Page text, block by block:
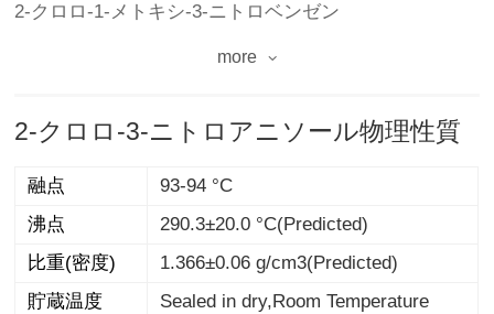
2-クロロ-1-メトキシ-3-ニトロベンゼン
more
2-クロロ-3-ニトロアニソール物理性質
融点
93-94 °C
沸点
290.3±20.0 °C(Predicted)
比重(密度)
1.366±0.06 g/cm3(Predicted)
貯蔵温度
Sealed in dry,Room Temperature